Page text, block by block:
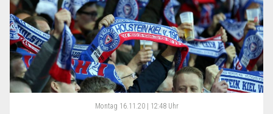
Montag 16.11.20 | 12:48 Uhr